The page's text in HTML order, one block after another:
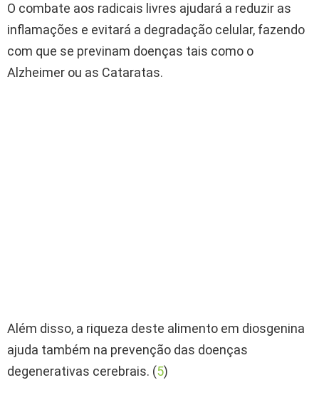
O combate aos radicais livres ajudará a reduzir as
inflamações e evitará a degradação celular, fazendo
com que se previnam doenças tais como o
Alzheimer ou as Cataratas.
Além disso, a riqueza deste alimento em diosgenina
ajuda também na prevenção das doenças
degenerativas cerebrais. (5)